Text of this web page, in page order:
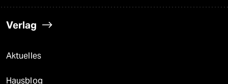
Verlag
Aktuelles
Hausblog